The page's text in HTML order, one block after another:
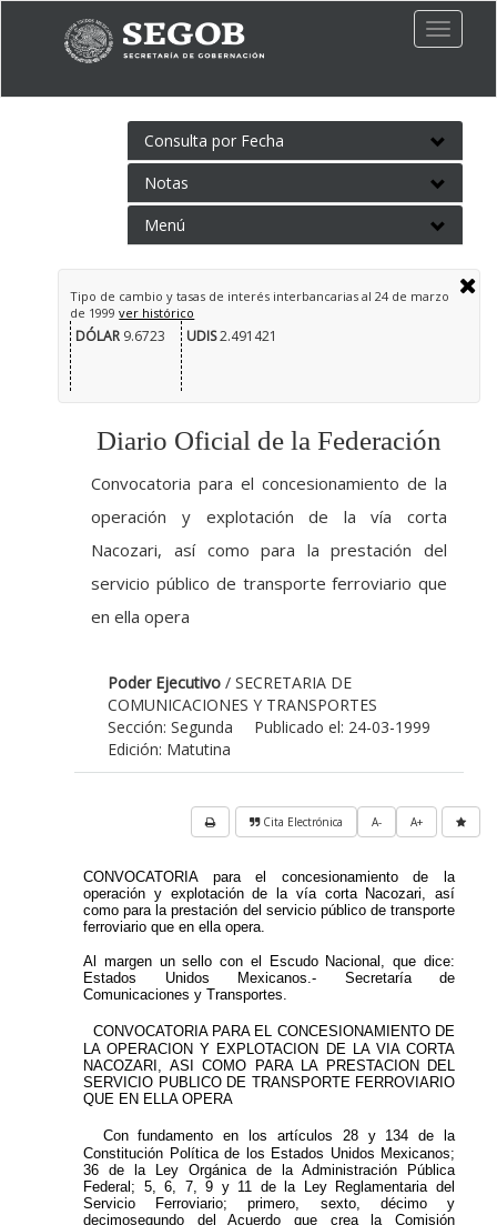
Toggle
Consulta por Fecha
Notas
Menú
Tipo de cambio y tasas de interés interbancarias al 24 de marzo
de 1999ver histórico
DÓLAR9.6723 UDIS2.491421
Diario Oficial de la Federación
Convocatoria para el concesionamiento de la
operación y explotación de la vía corta
Nacozari, así como para la prestación del
servicio público de transporte ferroviario que
en ella opera
Poder Ejecutivo / SECRETARIA DE
COMUNICACIONES Y TRANSPORTES
Publicado el: 24-03-1999
Sección: Segunda
Edición: Matutina
A+
A-
Cita Electrónica